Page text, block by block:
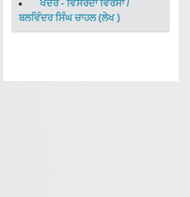
ਖੱਦਰ - ਵਿਸਰਦਾ ਵਿਰਸਾ/
ਬਲਵਿੰਦਰ ਸਿੰਘ ਚਾਹਲ(ਲੇਖ)